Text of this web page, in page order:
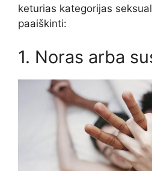
keturias kategorijas
paaiškinti:
1. Noras arba